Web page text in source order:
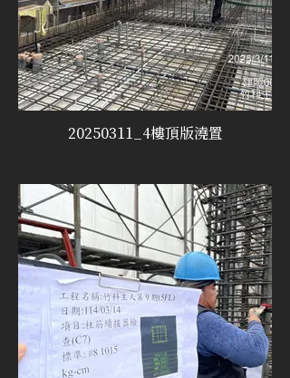
20250311_4樓頂版澆置